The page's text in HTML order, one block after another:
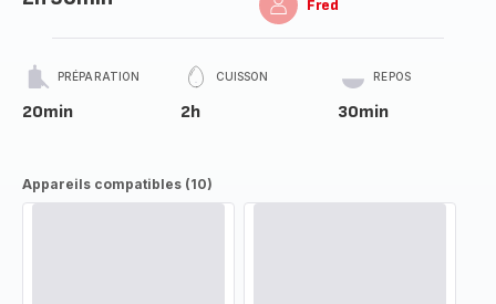
Fred
PRÉPARATION
20min
CUISSON
2h
REPOS
30min
Appareils compatibles (10)